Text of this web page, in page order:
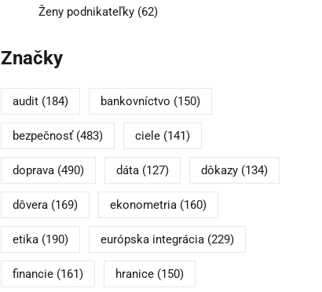
Ženy podnikateľky(62)
Značky
audit(184) bankovníctvo (150)
bezpečnosť(483) ciele(141)
doprava(490) dáta(127) dôkazy(134)
dôvera(169) ekonometria(160)
etika(190) európska integrácia(229)
financie(161) hranice(150)